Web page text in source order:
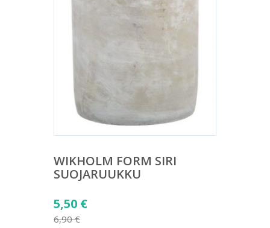
WIKHOLM FORM SIRI
SUOJARUUKKU
6,90€
Alkuperäinen
hinta
5,50 €